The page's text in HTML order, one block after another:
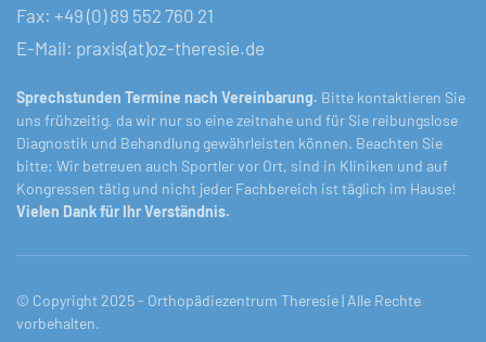
Fax: +49 (0) 89 552 760 21
E-Mail: praxis(at)oz-theresie.de
Sprechstunden Termine nach Vereinbarung. Bitte kontaktieren Sie
uns frühzeitig, da wir nur so eine zeitnahe und für Sie reibungslose
Diagnostik und Behandlung gewährleisten können. Beachten Sie
bitte: Wir betreuen auch Sportler vor Ort, sind in Kliniken und auf
Kongressen tätig und nicht jeder Fachbereich ist täglich im Hause!
Vielen Dank für Ihr Verständnis.
© Copyright 2025 - Orthopädiezentrum Theresie | Alle Rechte
vorbehalten.